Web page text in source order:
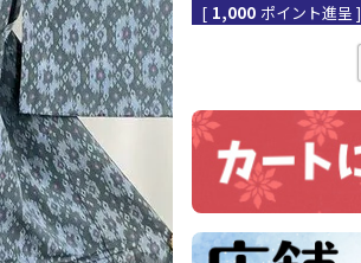
[ 1,000 ポイント進呈 ]